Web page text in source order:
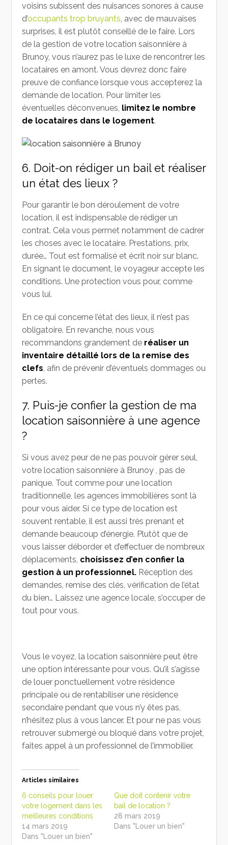
voisins subissent des nuisances sonores à cause
d’occupants trop bruyants, avec de mauvaises
surprises, il est plutôt conseillé de le faire. Lors
de la gestion de votre location saisonnière à
Brunoy, vous n’aurez pas le luxe de rencontrer les
locataires en amont. Vous devrez donc faire
preuve de confiance lorsque vous accepterez la
demande de location. Pour limiter les
éventuelles déconvenues, limitez le nombre
de locataires dans le logement.
6. Doit-on rédiger un bail et réaliser
un état des lieux ?
Pour garantir le bon déroulement de votre
location, il est indispensable de rédiger un
contrat. Cela vous permet notamment de cadrer
les choses avec le locataire. Prestations, prix,
durée… Tout est formalisé et écrit noir sur blanc.
En signant le document, le voyageur accepte les
conditions. Une protection vous pour, comme
vous lui.
En ce qui concerne l’état des lieux, il n’est pas
obligatoire. En revanche, nous vous
recommandons grandement de réaliser un
inventaire détaillé lors de la remise des
clefs, afin de prévenir d’éventuels dommages ou
pertes.
7. Puis-je confier la gestion de ma
location saisonnière à une agence
?
Si vous avez peur de ne pas pouvoir gérer seul,
votre location saisonnière à Brunoy , pas de
panique. Tout comme pour une location
traditionnelle, les agences immobilières sont là
pour vous aider. Si ce type de location est
souvent rentable, il est aussi très prenant et
demande beaucoup d’énergie. Plutôt que de
vous laisser déborder et d’effectuer de nombreux
déplacements, choisissez d’en confier la
gestion à un professionnel. Réception des
demandes, remise des clés, vérification de l’état
du bien… Laissez une agence locale, s’occuper de
tout pour vous.
Vous le voyez, la location saisonnière peut être
une option intéressante pour vous. Qu’il s’agisse
de louer ponctuellement votre résidence
principale ou de rentabiliser une résidence
secondaire pendant que vous n’y êtes pas,
n’hésitez plus à vous lancer. Et pour ne pas vous
retrouver submergé ou bloqué dans votre projet,
faites appel à un professionnel de l’immobilier.
Articles similaires
6 conseils pour louer
votre logement dans les
meilleures conditions
14 mars 2019
Dans "Louer un bien"
Que doit contenir votre
bail de location ?
28 mars 2019
Dans "Louer un bien"